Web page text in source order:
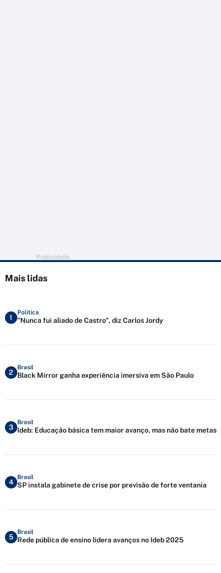
Publicidade
Mais lidas
1
Política
"Nunca fui aliado de Castro", diz Carlos Jordy
2
Brasil
Black Mirror ganha experiência imersiva em São Paulo
3
Brasil
Ideb: Educação básica tem maior avanço, mas não bate metas
4
Brasil
SP instala gabinete de crise por previsão de forte ventania
5
Brasil
Rede pública de ensino lidera avanços no Ideb 2025